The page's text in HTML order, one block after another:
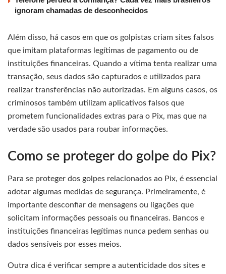
ignoram chamadas de desconhecidos
Além disso, há casos em que os golpistas criam sites falsos
que imitam plataformas legítimas de pagamento ou de
instituições financeiras. Quando a vítima tenta realizar uma
transação, seus dados são capturados e utilizados para
realizar transferências não autorizadas. Em alguns casos, os
criminosos também utilizam aplicativos falsos que
prometem funcionalidades extras para o Pix, mas que na
verdade são usados para roubar informações.
Como se proteger do golpe do Pix?
Para se proteger dos golpes relacionados ao Pix, é essencial
adotar algumas medidas de segurança. Primeiramente, é
importante desconfiar de mensagens ou ligações que
solicitam informações pessoais ou financeiras. Bancos e
instituições financeiras legítimas nunca pedem senhas ou
dados sensíveis por esses meios.
Outra dica é verificar sempre a autenticidade dos sites e